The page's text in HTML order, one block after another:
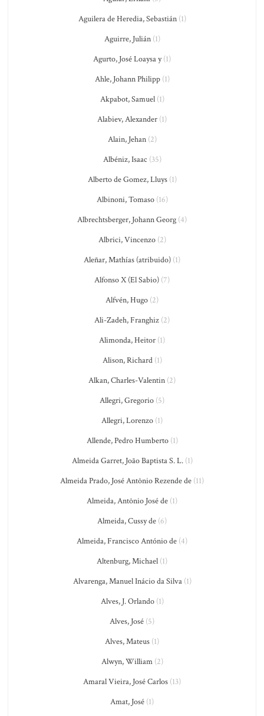
Aguilera de Heredia, Sebastián(1)
Aguirre, Julián(1)
Agurto, José Loaysa y(1)
Ahle, Johann Philipp(1)
Akpabot, Samuel(1)
Alabiev, Alexander (1)
Alain, Jehan(2)
Albéniz, Isaac (35)
Alberto de Gomez, Lluys(1)
Albinoni, Tomaso(16)
Albrechtsberger, Johann Georg (4)
Albrici, Vincenzo(2)
Aleñar, Mathías (atribuido) (1)
Alfonso X (El Sabio) (7)
Alfvén, Hugo (2)
Ali-Zadeh, Franghiz (2)
Alimonda, Heitor (1)
Alison, Richard(1)
Alkan, Charles-Valentin (2)
Allegri, Gregorio (5)
Allegri, Lorenzo (1)
Allende, Pedro Humberto(1)
Almeida Garret, João Baptista S. L.(1)
Almeida Prado, José Antônio Rezende de (11)
Almeida, Antônio José de (1)
Almeida, Cussy de (6)
Almeida, Francisco António de (4)
Altenburg, Michael (1)
Alvarenga, Manuel Inácio da Silva(1)
Alves, J. Orlando(1)
Alves, José (5)
Alves, Mateus (1)
Alwyn, William(2)
Amaral Vieira, José Carlos (13)
Amat, José (1)